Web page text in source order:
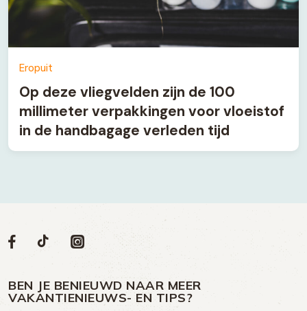
Eropuit
Op deze vliegvelden zijn de 100
millimeter verpakkingen voor vloeistof
in de handbagage verleden tijd
Volg
op
Social
Volg
op
Facebook
Volg
op
TikTok
Volg
op
Instagram
BEN JE BENIEUWD NAAR MEER
VAKANTIENIEUWS- EN TIPS?